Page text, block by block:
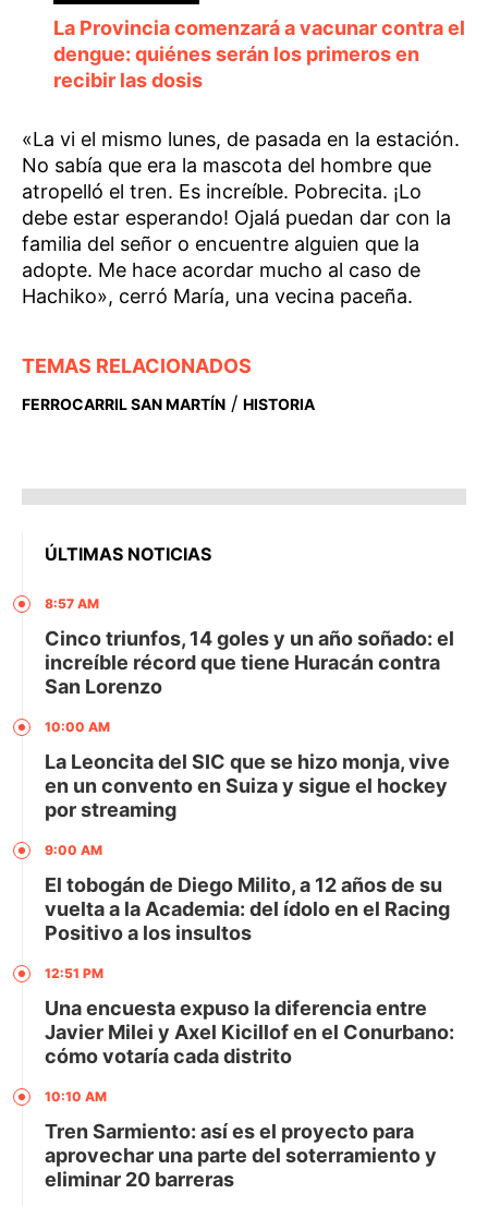
La Provincia comenzará a vacunar contra el
dengue: quiénes serán los primeros en
recibir las dosis
«La vi el mismo lunes, de pasada en la estación.
No sabía que era la mascota del hombre que
atropelló el tren. Es increíble. Pobrecita. ¡Lo
debe estar esperando! Ojalá puedan dar con la
familia del señor o encuentre alguien que la
adopte. Me hace acordar mucho al caso de
Hachiko», cerró María, una vecina paceña.
TEMAS RELACIONADOS
FERROCARRIL SAN MARTÍN / HISTORIA
ÚLTIMAS NOTICIAS
8:57 AM
Cinco triunfos, 14 goles y un año soñado: el
increíble récord que tiene Huracán contra
San Lorenzo
10:00 AM
La Leoncita del SIC que se hizo monja, vive
en un convento en Suiza y sigue el hockey
por streaming
9:00 AM
El tobogán de Diego Milito, a 12 años de su
vuelta a la Academia: del ídolo en el Racing
Positivo a los insultos
12:51 PM
Una encuesta expuso la diferencia entre
Javier Milei y Axel Kicillof en el Conurbano:
cómo votaría cada distrito
10:10 AM
Tren Sarmiento: así es el proyecto para
aprovechar una parte del soterramiento y
eliminar 20 barreras